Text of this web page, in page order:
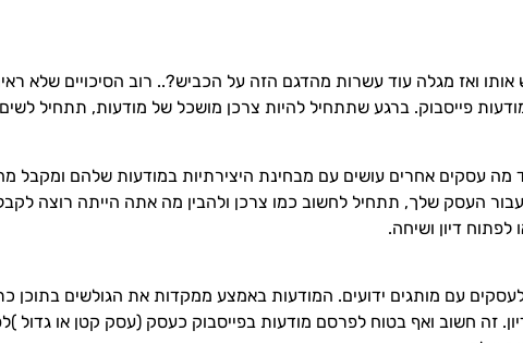
ואז מגלה עוד עשרות מהדגם הזה על הכביש?.. רוב הסיכויים שלא
פייסבוק. ברגע שתתחיל להיות צרכן מושכל של מודעות, תתחיל
מה עסקים אחרים עושים עם מבחינת היצירתיות במודעות שלהם ומקבל
עבור העסק שלך, תתחיל לחשוב כמו צרכן ולהבין מה אתה הייתה רוצה
דיון ושיחה.
עם מותגים ידועים. המודעות באמצע ממקדות את הגולשים בתוכן
זה חשוב ואף בטוח לפרסם מודעות בפייסבוק כעסק (עסק קטן או גדול